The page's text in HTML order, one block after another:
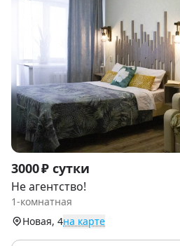
Item
1
of
9
3000 ₽ сутки
Не агентство!
1-комнатная
Новая, 4на карте